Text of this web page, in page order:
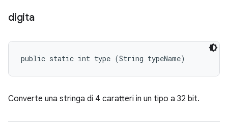
digita
public static int type (String typeName)
Converte una stringa di 4 caratteri in un tipo a 32 bit.